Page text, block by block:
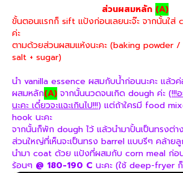
ส่วนผสมหลัก (A)
ขั้นตอนแรกก็ sift แป้งก่อนเลยนะจ๊ะ จากนั้นใส่
ค่ะ
ตามด้วยส่วนผสมแห้งนะคะ (baking powder
salt + sugar)
นำ vanilla essence ผสมกับน้ำก่อนนะคะ แล้ว
ผสมหลัก(A) จากนั้นนวดจนเกิด dough ค่ะ (!!!
นะคะ เดี๋ยวจะแฉะเกินไป!!!) แต่ถ้าใครมี food
hook นะคะ
จากนั้นก็พัก dough ไว้ แล้วนำมาปั้นเป็นทรงต่า
ส่วนใหญ่ที่เห็นจะเป็นทรง barrel แบบรีๆ คล้ายลู
นำมา coat ด้วย แป้งที่ผสมกับ corn meal ก่อน
ร้อนๆ @ 180-190 C นะคะ (ใช้ deep-fryer ก็